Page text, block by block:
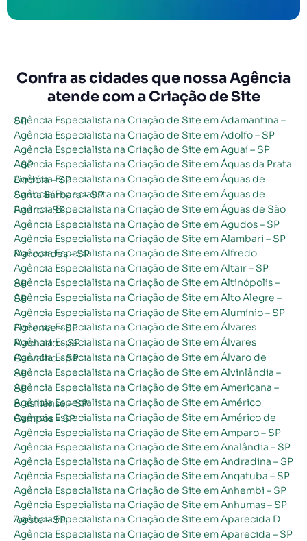
Confra as cidades que nossa Agência
atende com a Criação de Site
Agência Especialista na Criação de Site em Adamantina – SP
Agência Especialista na Criação de Site em Adolfo – SP
Agência Especialista na Criação de Site em Aguaí – SP
Agência Especialista na Criação de Site em Águas da Prata – SP
Agência Especialista na Criação de Site em Águas de Lindóia – SP
Agência Especialista na Criação de Site em Águas de Santa Bárbara – SP
Agência Especialista na Criação de Site em Águas de São Pedro – SP
Agência Especialista na Criação de Site em Agudos – SP
Agência Especialista na Criação de Site em Alambari – SP
Agência Especialista na Criação de Site em Alfredo Marcondes – SP
Agência Especialista na Criação de Site em Altair – SP
Agência Especialista na Criação de Site em Altinópolis – SP
Agência Especialista na Criação de Site em Alto Alegre – SP
Agência Especialista na Criação de Site em Alumínio – SP
Agência Especialista na Criação de Site em Álvares Florence – SP
Agência Especialista na Criação de Site em Álvares Machado – SP
Agência Especialista na Criação de Site em Álvaro de Carvalho – SP
Agência Especialista na Criação de Site em Alvinlândia – SP
Agência Especialista na Criação de Site em Americana – SP
Agência Especialista na Criação de Site em Américo Brasiliense – SP
Agência Especialista na Criação de Site em Américo de Campos – SP
Agência Especialista na Criação de Site em Amparo – SP
Agência Especialista na Criação de Site em Analândia – SP
Agência Especialista na Criação de Site em Andradina – SP
Agência Especialista na Criação de Site em Angatuba – SP
Agência Especialista na Criação de Site em Anhembi – SP
Agência Especialista na Criação de Site em Anhumas – SP
Agência Especialista na Criação de Site em Aparecida D´oeste – SP
Agência Especialista na Criação de Site em Aparecida – SP